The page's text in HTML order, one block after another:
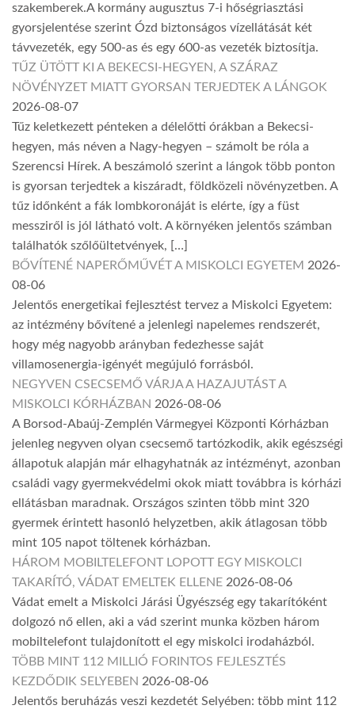
szakemberek.A kormány augusztus 7-i hőségriasztási
gyorsjelentése szerint Ózd biztonságos vízellátását két
távvezeték, egy 500-as és egy 600-as vezeték biztosítja.
TŰZ ÜTÖTT KI A BEKECSI-HEGYEN, A SZÁRAZ
NÖVÉNYZET MIATT GYORSAN TERJEDTEK A LÁNGOK
2026-08-07
Tűz keletkezett pénteken a délelőtti órákban a Bekecsi-
hegyen, más néven a Nagy-hegyen – számolt be róla a
Szerencsi Hírek. A beszámoló szerint a lángok több ponton
is gyorsan terjedtek a kiszáradt, földközeli növényzetben. A
tűz időnként a fák lombkoronáját is elérte, így a füst
messziről is jól látható volt. A környéken jelentős számban
találhatók szőlőültetvények, […]
BŐVÍTENÉ NAPERŐMŰVÉT A MISKOLCI EGYETEM 2026-
08-06
Jelentős energetikai fejlesztést tervez a Miskolci Egyetem:
az intézmény bővítené a jelenlegi napelemes rendszerét,
hogy még nagyobb arányban fedezhesse saját
villamosenergia-igényét megújuló forrásból.
NEGYVEN CSECSEMŐ VÁRJA A HAZAJUTÁST A
MISKOLCI KÓRHÁZBAN 2026-08-06
A Borsod-Abaúj-Zemplén Vármegyei Központi Kórházban
jelenleg negyven olyan csecsemő tartózkodik, akik egészségi
állapotuk alapján már elhagyhatnák az intézményt, azonban
családi vagy gyermekvédelmi okok miatt továbbra is kórházi
ellátásban maradnak. Országos szinten több mint 320
gyermek érintett hasonló helyzetben, akik átlagosan több
mint 105 napot töltenek kórházban.
HÁROM MOBILTELEFONT LOPOTT EGY MISKOLCI
TAKARÍTÓ, VÁDAT EMELTEK ELLENE 2026-08-06
Vádat emelt a Miskolci Járási Ügyészség egy takarítóként
dolgozó nő ellen, aki a vád szerint munka közben három
mobiltelefont tulajdonított el egy miskolci irodaházból.
TÖBB MINT 112 MILLIÓ FORINTOS FEJLESZTÉS
KEZDŐDIK SELYEBEN 2026-08-06
Jelentős beruházás veszi kezdetét Selyében: több mint 112